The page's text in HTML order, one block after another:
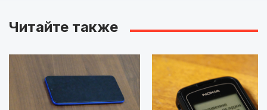
Читайте также